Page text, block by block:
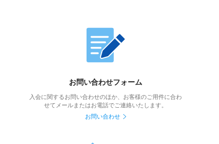
お問い合わせフォーム
入会に関するお問い合わせのほか、お客様のご用件に合わ
せてメールまたはお電話でご連絡いたします。
お問い合わせ